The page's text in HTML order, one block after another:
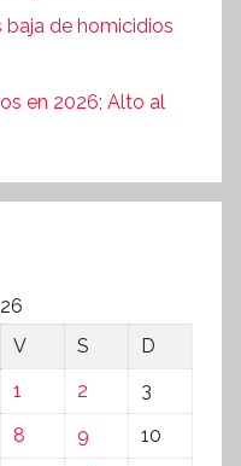
baja de homicidios
en 2026; Alto al
V S
D
1
2
3
8 9
10